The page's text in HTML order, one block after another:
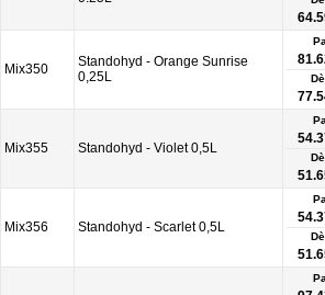
Mix350
Standohyd - Orange Sunrise
0,25L
Mix355 Standohyd - Violet 0,5L
Mix356 Standohyd - Scarlet 0,5L